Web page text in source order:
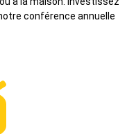
conférence annuelle